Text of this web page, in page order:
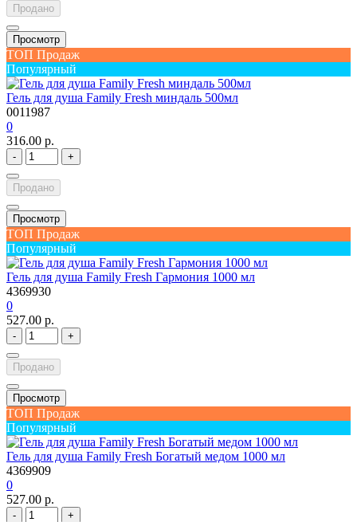
Продано
Просмотр
ТОП Продаж
Популярный
Гель для душа Family Fresh миндаль 500мл
0011987
0
316.00 р.
- +
Продано
Просмотр
ТОП Продаж
Популярный
Гель для душа Family Fresh Гармония 1000 мл
4369930
0
527.00 р.
- +
Продано
Просмотр
ТОП Продаж
Популярный
Гель для душа Family Fresh Богатый медом 1000 мл
4369909
0
527.00 р.
- +